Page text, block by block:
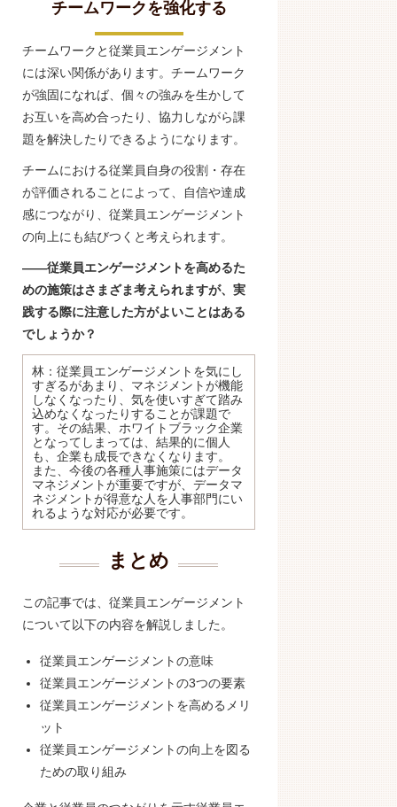
チームワークを強化する
チームワークと従業員エンゲージメント
には深い関係があります。チームワーク
が強固になれば、個々の強みを生かして
お互いを高め合ったり、協力しながら課
題を解決したりできるようになります。
チームにおける従業員自身の役割・存在
が評価されることによって、自信や達成
感につながり、従業員エンゲージメント
の向上にも結びつくと考えられます。
――従業員エンゲージメントを高めるた
めの施策はさまざま考えられますが、実
践する際に注意した方がよいことはある
でしょうか？
林：従業員エンゲージメントを気にし
すぎるがあまり、マネジメントが機能
しなくなったり、気を使いすぎて踏み
込めなくなったりすることが課題で
す。その結果、ホワイトブラック企業
となってしまっては、結果的に個人
も、企業も成長できなくなります。
また、今後の各種人事施策にはデータ
マネジメントが重要ですが、データマ
ネジメントが得意な人を人事部門にい
れるような対応が必要です。
まとめ
この記事では、従業員エンゲージメント
について以下の内容を解説しました。
従業員エンゲージメントの意味
従業員エンゲージメントの3つの要素
従業員エンゲージメントを高めるメリ
ット
従業員エンゲージメントの向上を図る
ための取り組み